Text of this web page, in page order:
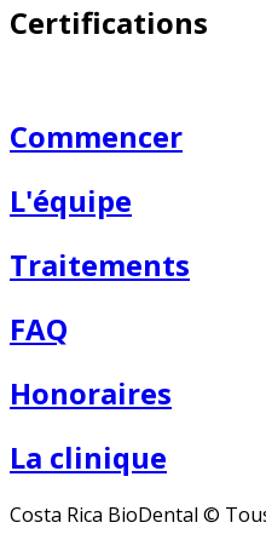
Certifications
Commencer
L'équipe
Traitements
FAQ
Honoraires
La clinique
Costa Rica BioDental ©